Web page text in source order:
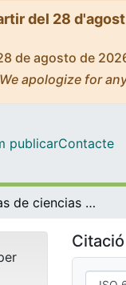
del 28
de agosto de
apologize for
publicarContacte
Las revistas de ciencias sociales y humanidades de la Universitat de Barcelona en RCUB
Citació